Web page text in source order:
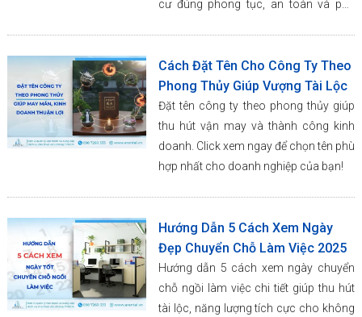
cư đúng phong tục, an toàn và phù
Cách Đặt Tên Cho Công Ty Theo
Phong Thủy Giúp Vượng Tài Lộc
Đặt tên công ty theo phong thủy giúp
thu hút vận may và thành công kinh
doanh. Click xem ngay để chọn tên phù
hợp nhất cho doanh nghiệp của bạn!
Hướng Dẫn 5 Cách Xem Ngày
Đẹp Chuyển Chỗ Làm Việc 2025
Hướng dẫn 5 cách xem ngày chuyển
chỗ ngồi làm việc chi tiết giúp thu hút
tài lộc, năng lượng tích cực cho không